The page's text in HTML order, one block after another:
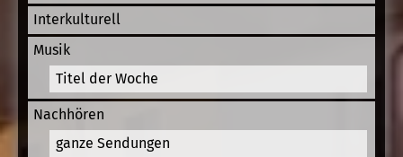
Interkulturell
Musik
Titel der Woche
Nachhören
ganze Sendungen